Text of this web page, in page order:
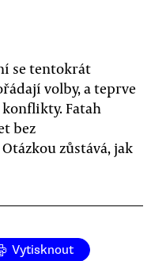
se tentokrát
volby, a teprve
Fatah
bez
zůstává, jak
Vytisknout